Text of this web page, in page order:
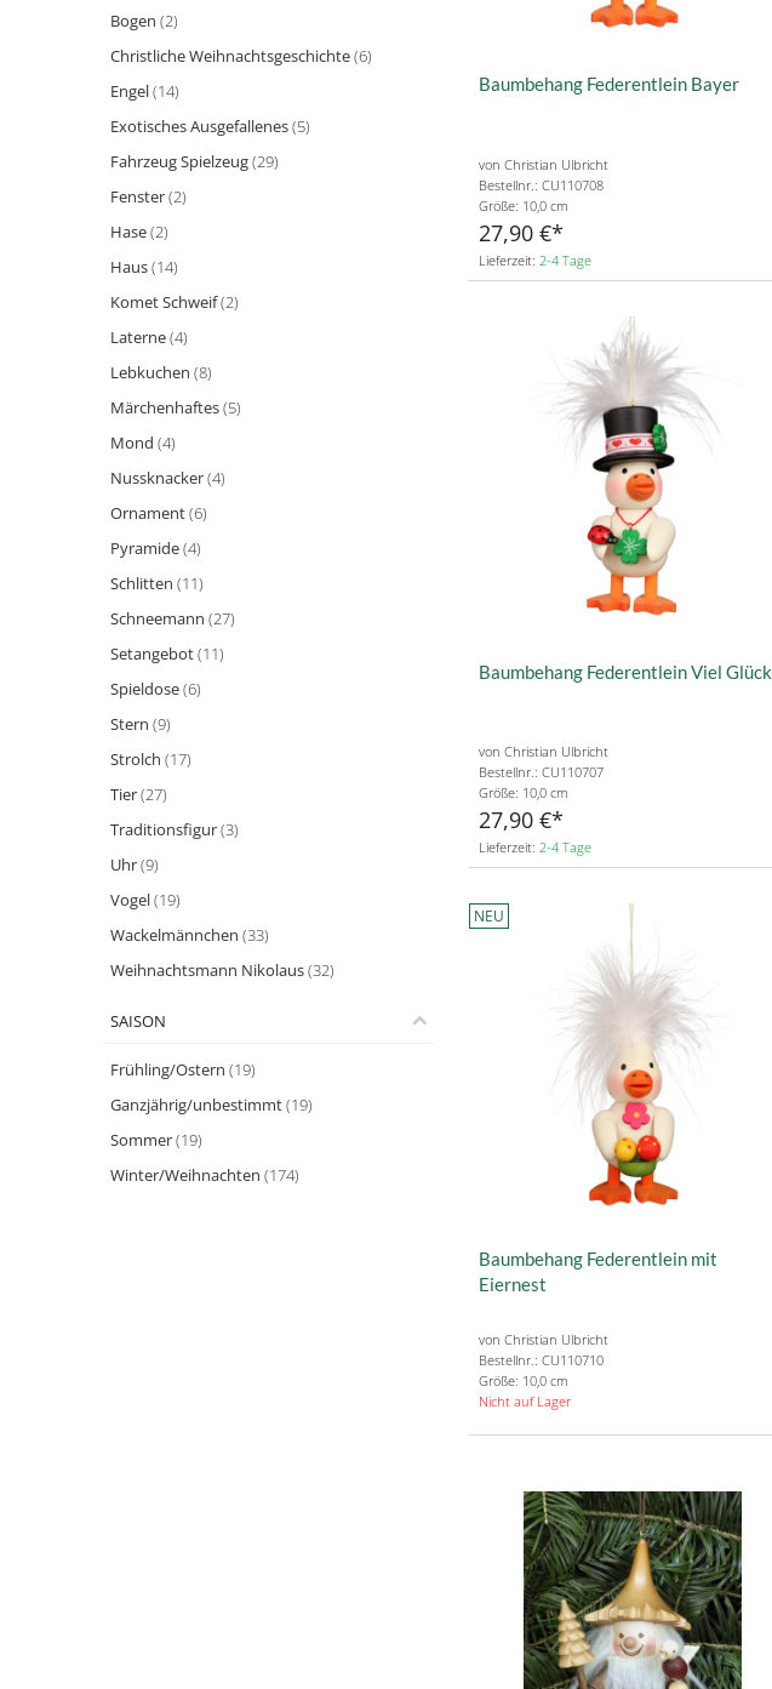
Bogen (2)
Christliche Weihnachtsgeschichte(6)
Engel(14)
Exotisches Ausgefallenes(5)
Fahrzeug Spielzeug(29)
Fenster(2)
Hase(2)
Haus(14)
Komet Schweif(2)
Laterne(4)
Lebkuchen (8)
Märchenhaftes(5)
Mond (4)
Nussknacker(4)
Ornament(6)
Pyramide(4)
Schlitten (11)
Schneemann (27)
Setangebot(11)
Spieldose(6)
Stern (9)
Strolch (17)
Tier(27)
Traditionsfigur(3)
Uhr(9)
Vogel(19)
Wackelmännchen (33)
Weihnachtsmann Nikolaus(32)
SAISON
Frühling/Ostern (19)
Ganzjährig/unbestimmt(19)
Sommer(19)
Winter/Weihnachten (174)
Baumbehang Federentlein Bayer
von Christian Ulbricht
Bestellnr.: CU110708
Größe: 10,0 cm
27,90 €
Lieferzeit: 2-4 Tage
Baumbehang Federentlein Viel Glück
von Christian Ulbricht
Bestellnr.: CU110707
Größe: 10,0 cm
27,90 €
Lieferzeit: 2-4 Tage
NEU
Baumbehang Federentlein mit
Eiernest
von Christian Ulbricht
Bestellnr.: CU110710
Größe: 10,0 cm
Nicht auf Lager